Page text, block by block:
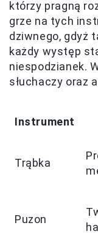
którzy pragną
grze na tych
dziwnego, gdyż
każdy występ
niespodzianek.
słuchaczy oraz
Instrument
Trąbka
Puzon